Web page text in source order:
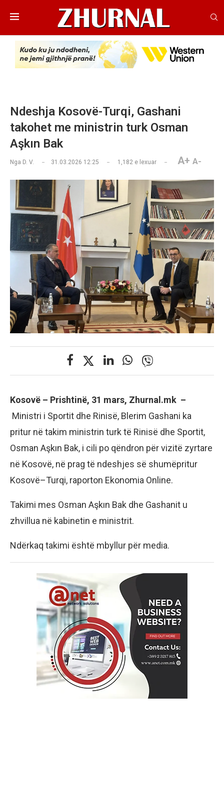
Ndeshja Kosovë-Turqi, Gashani
takohet me ministrin turk Osman
Aşkın Bak
Nga D. V. 31.03.2026 12:25 1,182 e lexuar A+ A-
Kosovë – Prishtinë, 31 mars, Zhurnal.mk –
Ministri i Sportit dhe Rinisë, Blerim Gashani ka
pritur në takim ministrin turk të Rinisë dhe Sportit,
Osman Aşkın Bak, i cili po qëndron për vizitë zyrtare
në Kosovë, në prag të ndeshjes së shumëpritur
Kosovë–Turqi, raporton Ekonomia Online.
Takimi mes Osman Aşkın Bak dhe Gashanit u
zhvillua në kabinetin e ministrit.
Ndërkaq takimi është mbyllur për media.